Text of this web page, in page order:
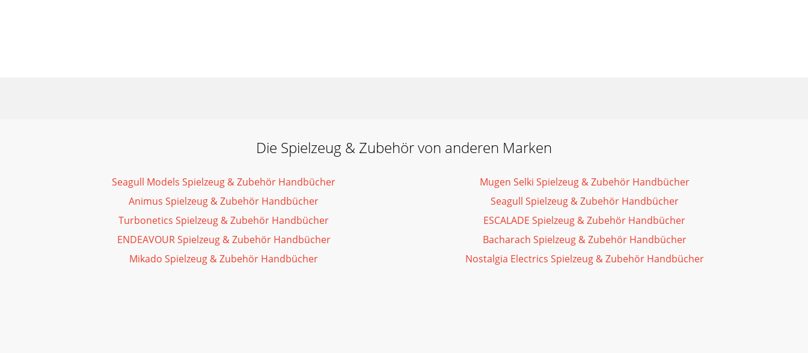
Die Spielzeug & Zubehör von anderen Marken
Seagull Models Spielzeug & Zubehör Handbücher
Animus Spielzeug & Zubehör Handbücher
Turbonetics Spielzeug & Zubehör Handbücher
ENDEAVOUR Spielzeug & Zubehör Handbücher
Mikado Spielzeug & Zubehör Handbücher
Mugen Selki Spielzeug & Zubehör Handbücher
Seagull Spielzeug & Zubehör Handbücher
ESCALADE Spielzeug & Zubehör Handbücher
Bacharach Spielzeug & Zubehör Handbücher
Nostalgia Electrics Spielzeug & Zubehör Handbücher